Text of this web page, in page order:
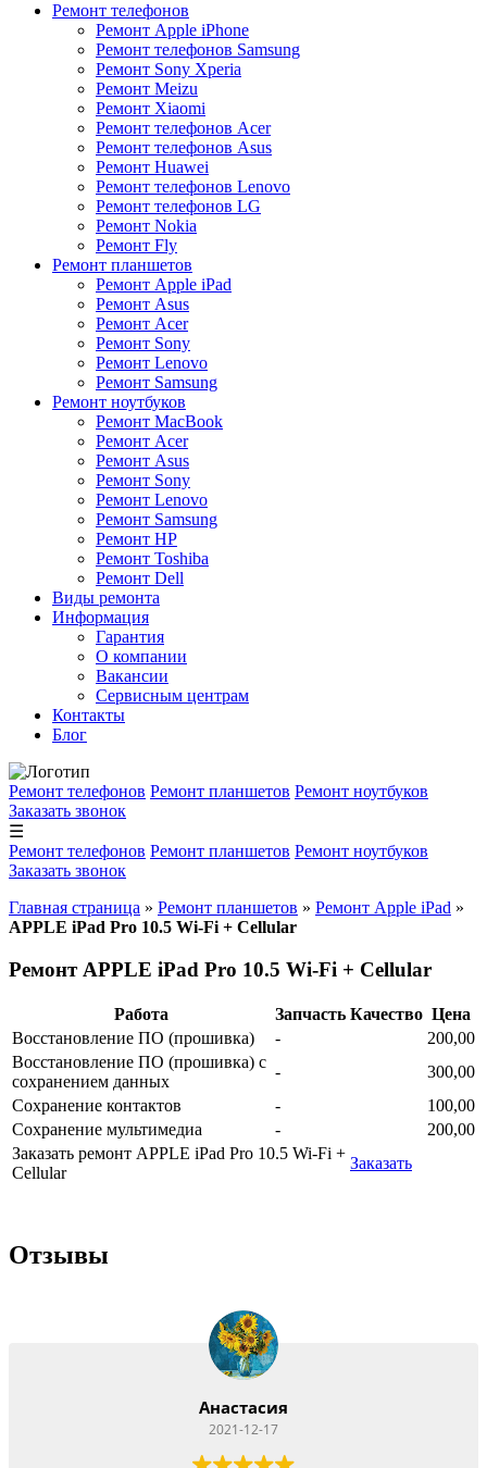
Ремонт телефонов
Ремонт Apple iPhone
Ремонт телефонов Samsung
Ремонт Sony Xperia
Ремонт Meizu
Ремонт Xiaomi
Ремонт телефонов Acer
Ремонт телефонов Asus
Ремонт Huawei
Ремонт телефонов Lenovo
Ремонт телефонов LG
Ремонт Nokia
Ремонт Fly
Ремонт планшетов
Ремонт Apple iPad
Ремонт Asus
Ремонт Acer
Ремонт Sony
Ремонт Lenovo
Ремонт Samsung
Ремонт ноутбуков
Ремонт MacBook
Ремонт Acer
Ремонт Asus
Ремонт Sony
Ремонт Lenovo
Ремонт Samsung
Ремонт HP
Ремонт Toshiba
Ремонт Dell
Виды ремонта
Информация
Гарантия
О компании
Вакансии
Сервисным центрам
Контакты
Блог
Ремонт телефонов Ремонт планшетов Ремонт ноутбуков
Заказать звонок
☰
Ремонт телефонов Ремонт планшетов Ремонт ноутбуков
Заказать звонок
Главная страница » Ремонт планшетов » Ремонт Apple iPad »
APPLE iPad Pro 10.5 Wi-Fi + Cellular
Ремонт APPLE iPad Pro 10.5 Wi-Fi + Cellular
Работа Запчасть Качество Цена
Восстановление ПО (прошивка)
-
200,00
Восстановление ПО (прошивка) с
сохранением данных
-
300,00
Сохранение контактов
-
100,00
Сохранение мультимедиа
-
200,00
Заказать ремонт APPLE iPad Pro 10.5 Wi-Fi +
Cellular
Заказать
Отзывы
Анастасия
2021-12-17